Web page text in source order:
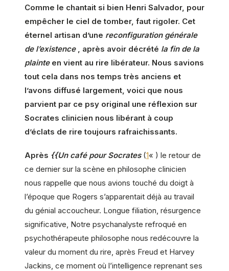
Comme le chantait si bien Henri Salvador, pour
empêcher le ciel de tomber, faut rigoler. Cet
éternel artisan d’une reconfiguration générale
de l’existence
, après avoir décrété la fin de la
plainte en vient au rire libérateur. Nous savions
tout cela dans nos temps très anciens et
l’avons diffusé largement, voici que nous
parvient par ce psy original une réflexion sur
Socrates clinicien nous libérant à coup
d’éclats de rire toujours rafraichissants.
Après {{Un café pour Socrates (1« ) le retour de
ce dernier sur la scène en philosophe clinicien
nous rappelle que nous avions touché du doigt à
l’époque que Rogers s’apparentait déjà au travail
du génial accoucheur. Longue filiation, résurgence
significative, Notre psychanalyste refroqué en
psychothérapeute philosophe nous redécouvre la
valeur du moment du rire, après Freud et Harvey
Jackins, ce moment où l’intelligence reprenant ses